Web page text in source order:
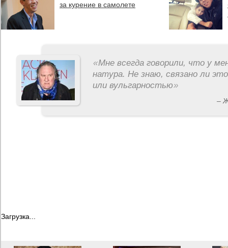
за курение в самолете
«Мне всегда говорили, что у
натура. Не знаю, связано ли
или вульгарностью»
–
Загрузка...